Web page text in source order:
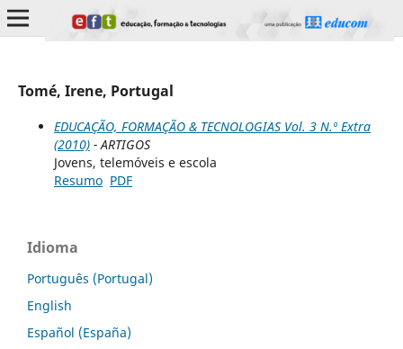
Tomé, Irene, Portugal
EDUCAÇÃO, FORMAÇÃO & TECNOLOGIAS Vol. 3 N.º Extra
(2010)- ARTIGOS
Jovens, telemóveis e escola
Resumo PDF
Idioma
Português (Portugal)
English
Español (España)